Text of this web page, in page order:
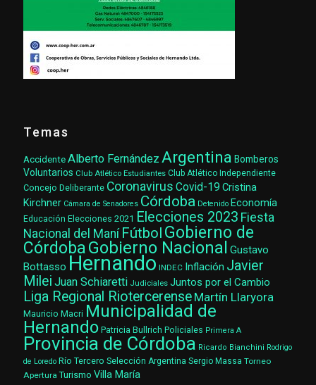
Temas
AccidenteAlberto Fernández Argentina Bomberos
Voluntarios Club Atlético Estudiantes Club Atlético Independiente
Concejo Deliberante Coronavirus Covid-19 Cristina
Kirchner Cámara de Senadores Córdoba Detenido Economía
Educación Elecciones 2021 Elecciones 2023 Fiesta
Nacional del Maní Fútbol Gobierno de
CórdobaGobierno Nacional Gustavo
Bottasso Hernando INDEC Inflación Javier
Milei Juan Schiaretti Judiciales Juntos por el Cambio
Liga Regional Riotercerense Martín Llaryora
Mauricio Macri Municipalidad de
Hernando Patricia Bullrich Policiales Primera A
Provincia de Córdoba Ricardo Bianchini Rodrigo
de Loredo Río Tercero Selección Argentina Sergio Massa Torneo
Apertura Turismo Villa María